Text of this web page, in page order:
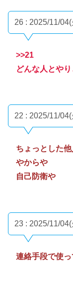
26 : 2025/11/
>>21
どんな人とや
22 : 2025/11/
ちょっとした
やからや
自己防衛や
23 : 2025/11/
連絡手段で使